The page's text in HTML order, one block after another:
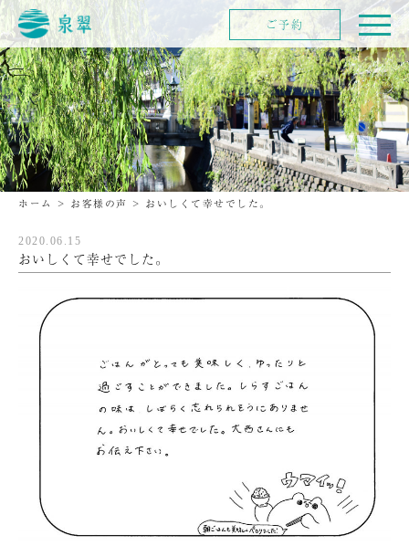
ホーム > お客様の声 > おいしくて幸せでした。
2020.06.15
おいしくて幸せでした。
ご予約